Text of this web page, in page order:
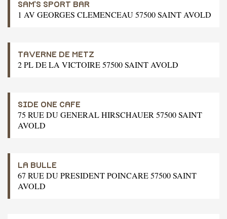
SAM'S SPORT BAR
1 AV GEORGES CLEMENCEAU 57500 SAINT AVOLD
TAVERNE DE METZ
2 PL DE LA VICTOIRE 57500 SAINT AVOLD
SIDE ONE CAFE
75 RUE DU GENERAL HIRSCHAUER 57500 SAINT
AVOLD
LA BULLE
67 RUE DU PRESIDENT POINCARE 57500 SAINT
AVOLD